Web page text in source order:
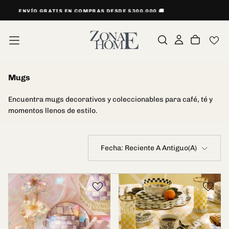
SALTAR
CONTENIDO
ENVÍOS EXPRESS MEDELLÍN & ORIENTE
Mugs
Encuentra mugs decorativos y coleccionables para café, té y
momentos llenos de estilo.
Fecha: Reciente A Antiguo(a)